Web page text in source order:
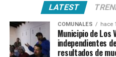
LATEST
COMUNALES hace
Municipio de Los
independientes
resultados de